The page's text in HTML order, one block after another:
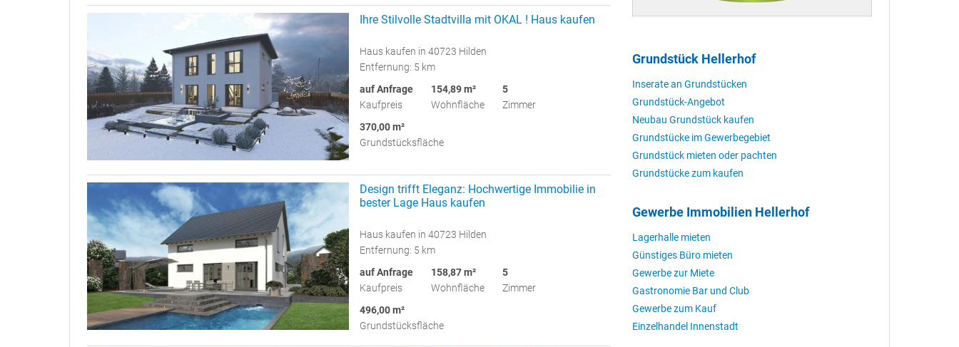
Ihre Stilvolle Stadtvilla mit OKAL ! Haus kaufen
Haus kaufen in 40723 Hilden
Entfernung: 5 km
auf Anfrage
Kaufpreis
154,89 m²
Wohnfläche
5
Zimmer
370,00 m²
Grundstücksfläche
Design trifft Eleganz: Hochwertige Immobilie in
bester Lage Haus kaufen
Haus kaufen in 40723 Hilden
Entfernung: 5 km
auf Anfrage
Kaufpreis
158,87 m²
Wohnfläche
5
Zimmer
496,00 m²
Grundstücksfläche
Grundstück Hellerhof
Inserate an Grundstücken
Grundstück-Angebot
Neubau Grundstück kaufen
Grundstücke im Gewerbegebiet
Grundstück mieten oder pachten
Grundstücke zum kaufen
Gewerbe Immobilien Hellerhof
Lagerhalle mieten
Günstiges Büro mieten
Gewerbe zur Miete
Gastronomie Bar und Club
Gewerbe zum Kauf
Einzelhandel Innenstadt